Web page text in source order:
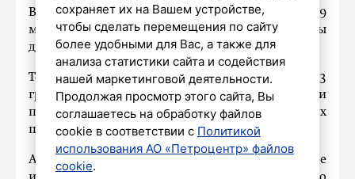
Ветер будет юго-западным и южным: ночью 4–9
м/с, днем 7–12 м/с, на западе местами порывы
до 15 м/с.
Температура воздуха ночью составит +8...+13
градусов, а в прибрежных районах местами
поднимется до +16 градусов. Днем воздух
прогреется до +21...+26 градусов.
Атмосферное давление ночью существенно не
сохраняет их на Вашем устройстве,
чтобы сделать перемещения по сайту
более удобными для Вас, а также для
анализа статистики сайта и содействия
нашей маркетинговой деятельности.
Продолжая просмотр этого сайта, Вы
соглашаетесь на обработку файлов
cookie в соответствии с Политикой
использования АО «Петроцентр» файлов
cookie.